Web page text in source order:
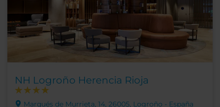
NH Logroño Herencia Rioja
Marqués de Murrieta, 14, 26005, Logroño - España